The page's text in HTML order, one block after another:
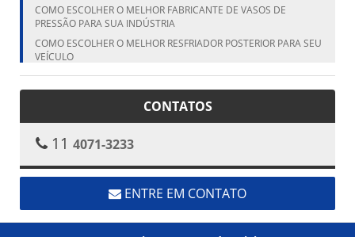
COMO ESCOLHER O MELHOR FABRICANTE DE VASOS DE
PRESSÃO PARA SUA INDÚSTRIA
COMO ESCOLHER O MELHOR RESFRIADOR POSTERIOR PARA SEU
VEÍCULO
COMO ESCOLHER O MELHOR RESFRIADOR POSTERIOR PARA SEU
VEÍCULO
COMO ESCOLHER O MELHOR VASO DE PRESSÃO FABRICANTE
PARA SUA NECESSIDADE
COMO ESCOLHER O TANQUE CILÍNDRICO VERTICAL IDEAL PARA
COMO ESCOLHER O TANQUE VERTICAL IDEAL PARA SUA
COMO ESCOLHER O TROCADOR DE CALOR ALETADO IDEAL
PARA SUA INDÚSTRIA
CONTATOS
11 4071-3233
ENTRE EM CONTATO